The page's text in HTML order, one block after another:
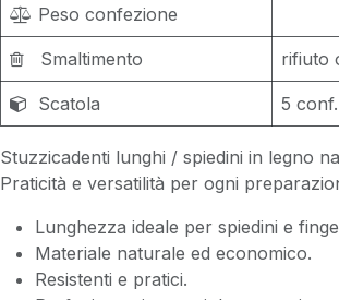
Peso confezione
Smaltimento rifiuto
Scatola 5
Stuzzicadenti lunghi / spiedini in legno
Praticità e versatilità per ogni
Lunghezza ideale per spiedini e
Materiale naturale ed economico.
Resistenti e pratici.